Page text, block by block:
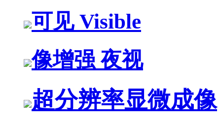
可见 Visible
像增强 夜视
超分辨率显微成像